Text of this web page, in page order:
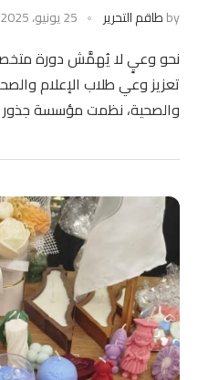
byطاقم التحرير 25 يونيو، 2025
نحو وعيٍ لا يُهمَّش دورة
تعزيز وعي طلاب الإعلام
والصحية، نظمت مؤسسة جذور